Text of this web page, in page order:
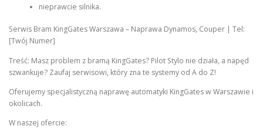
nieprawcie silnika.
Serwis Bram KingGates Warszawa – Naprawa Dynamos, Couper | Tel:
[Twój Numer]
Treść: Masz problem z bramą KingGates? Pilot Stylo nie działa, a napęd
szwankuje? Zaufaj serwisowi, który zna te systemy od A do Z!
Oferujemy specjalistyczną naprawę automatyki KingGates w Warszawie i
okolicach.
W naszej ofercie: